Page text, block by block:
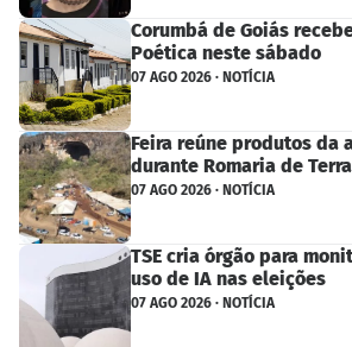
Corumbá de Goiás
Poética neste sábado
07 AGO 2026 · NOTÍCIA
Feira reúne produtos da
durante Romaria de
07 AGO 2026 · NOTÍCIA
TSE cria órgão para
uso de IA nas eleições
07 AGO 2026 · NOTÍCIA